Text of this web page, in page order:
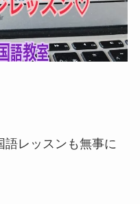
語レッスンも無事に